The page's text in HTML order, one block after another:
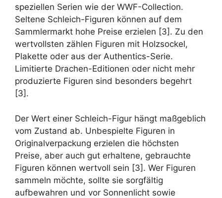
speziellen Serien wie der WWF-Collection.
Seltene Schleich-Figuren können auf dem
Sammlermarkt hohe Preise erzielen [3]. Zu den
wertvollsten zählen Figuren mit Holzsockel,
Plakette oder aus der Authentics-Serie.
Limitierte Drachen-Editionen oder nicht mehr
produzierte Figuren sind besonders begehrt
[3].
Der Wert einer Schleich-Figur hängt maßgeblich
vom Zustand ab. Unbespielte Figuren in
Originalverpackung erzielen die höchsten
Preise, aber auch gut erhaltene, gebrauchte
Figuren können wertvoll sein [3]. Wer Figuren
sammeln möchte, sollte sie sorgfältig
aufbewahren und vor Sonnenlicht sowie